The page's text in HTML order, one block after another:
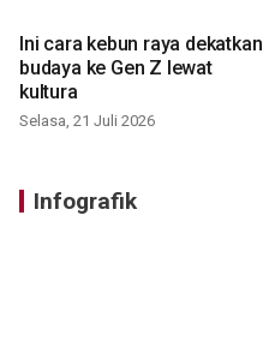
Ini cara kebun raya dekatkan
budaya ke Gen Z lewat
kultura
Selasa, 21 Juli 2026
Infografik